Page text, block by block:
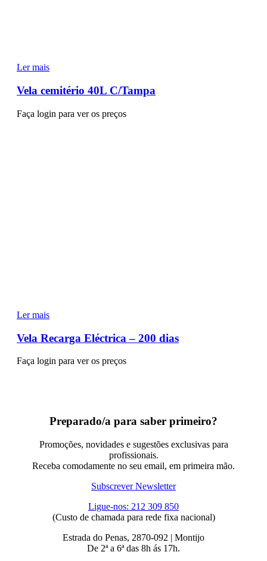
Ler mais
Vela cemitério 40L C/Tampa
Faça login para ver os preços
Ler mais
Vela Recarga Eléctrica – 200 dias
Faça login para ver os preços
Preparado/a para saber primeiro?
Promoções, novidades e sugestões exclusivas para
profissionais.
Receba comodamente no seu email, em primeira mão.
Subscrever Newsletter
Ligue-nos: 212 309 850
(Custo de chamada para rede fixa nacional)
Estrada do Penas, 2870-092 | Montijo
De 2ª a 6ª das 8h ás 17h.